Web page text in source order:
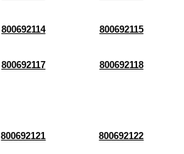
800692114 800692115
800692117 800692118
800692121 800692122